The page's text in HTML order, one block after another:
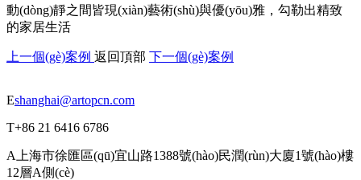
動(dòng)靜之間皆現(xiàn)藝術(shù)與優(yōu)雅，勾勒出精致
的家居生活
上一個(gè)案例 返回頂部 下一個(gè)案例
Eshanghai@artopcn.com
T+86 21 6416 6786
A 上海市徐匯區(qū)宜山路1388號(hào)民潤(rùn)大廈1號(hào)樓
12層A側(cè)